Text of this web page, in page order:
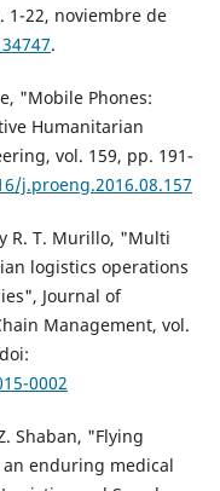
1-22, noviembre de
.
"Mobile Phones:
Humanitarian
vol. 159, pp. 191-
j.proeng.2016.08.157
R. T. Murillo, "Multi
logistics operations
Journal of
Management, vol.
0002
Shaban, "Flying
enduring medical